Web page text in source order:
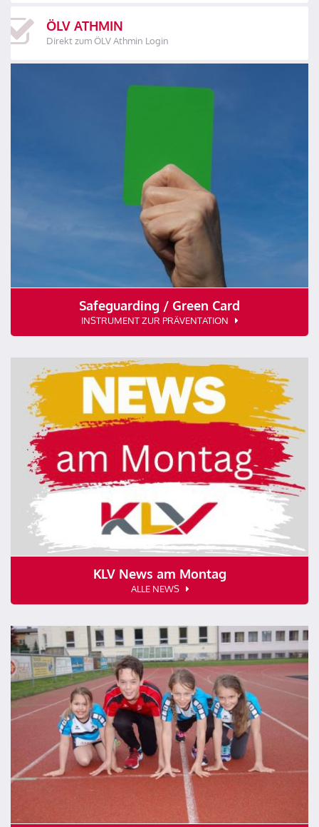
ÖLV ATHMIN
Direkt zum ÖLV Athmin Login
Safeguarding / Green Card
INSTRUMENT ZUR PRÄVENTATION
KLV News am Montag
ALLE NEWS